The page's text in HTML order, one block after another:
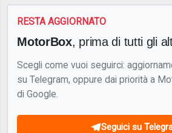
RESTA AGGIORNATO
MotorBox, prima di tutti gli
Scegli come vuoi seguirci:
su Telegram, oppure dai priorità a
di Google.
Seguici su